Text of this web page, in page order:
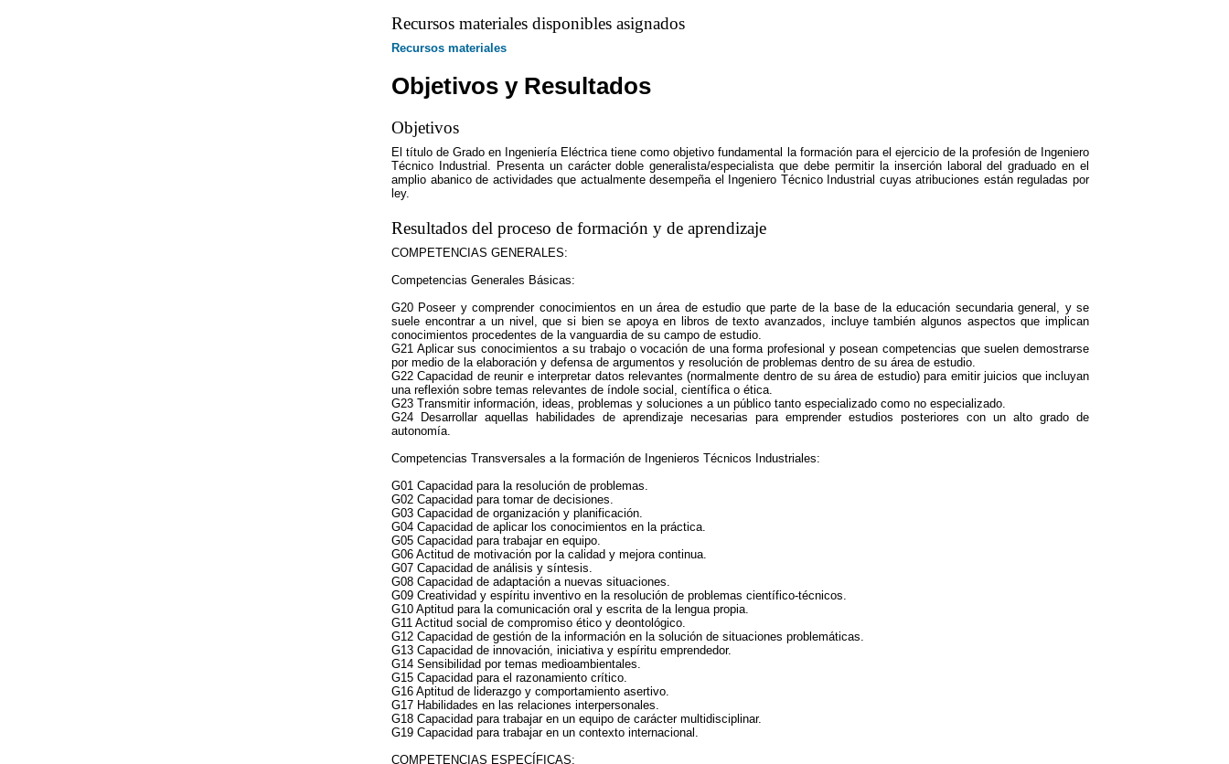
Recursos materiales disponibles asignados
Recursos materiales
Objetivos y Resultados
Objetivos
El título de Grado en Ingeniería Eléctrica tiene como objetivo fundamental la formación para el ejercicio de la profesión de Ingeniero
Técnico Industrial. Presenta un carácter doble generalista/especialista que debe permitir la inserción laboral del graduado en el
amplio abanico de actividades que actualmente desempeña el Ingeniero Técnico Industrial cuyas atribuciones están reguladas por
ley.
Resultados del proceso de formación y de aprendizaje
COMPETENCIAS GENERALES:
Competencias Generales Básicas:
G20 Poseer y comprender conocimientos en un área de estudio que parte de la base de la educación secundaria general, y se
suele encontrar a un nivel, que si bien se apoya en libros de texto avanzados, incluye también algunos aspectos que implican
conocimientos procedentes de la vanguardia de su campo de estudio.
G21 Aplicar sus conocimientos a su trabajo o vocación de una forma profesional y posean competencias que suelen demostrarse
por medio de la elaboración y defensa de argumentos y resolución de problemas dentro de su área de estudio.
G22 Capacidad de reunir e interpretar datos relevantes (normalmente dentro de su área de estudio) para emitir juicios que incluyan
una reflexión sobre temas relevantes de índole social, científica o ética.
G23 Transmitir información, ideas, problemas y soluciones a un público tanto especializado como no especializado.
G24 Desarrollar aquellas habilidades de aprendizaje necesarias para emprender estudios posteriores con un alto grado de
autonomía.
Competencias Transversales a la formación de Ingenieros Técnicos Industriales:
G01 Capacidad para la resolución de problemas.
G02 Capacidad para tomar de decisiones.
G03 Capacidad de organización y planificación.
G04 Capacidad de aplicar los conocimientos en la práctica.
G05 Capacidad para trabajar en equipo.
G06 Actitud de motivación por la calidad y mejora continua.
G07 Capacidad de análisis y síntesis.
G08 Capacidad de adaptación a nuevas situaciones.
G09 Creatividad y espíritu inventivo en la resolución de problemas científico-técnicos.
G10 Aptitud para la comunicación oral y escrita de la lengua propia.
G11 Actitud social de compromiso ético y deontológico.
G12 Capacidad de gestión de la información en la solución de situaciones problemáticas.
G13 Capacidad de innovación, iniciativa y espíritu emprendedor.
G14 Sensibilidad por temas medioambientales.
G15 Capacidad para el razonamiento crítico.
G16 Aptitud de liderazgo y comportamiento asertivo.
G17 Habilidades en las relaciones interpersonales.
G18 Capacidad para trabajar en un equipo de carácter multidisciplinar.
G19 Capacidad para trabajar en un contexto internacional.
COMPETENCIAS ESPECÍFICAS: